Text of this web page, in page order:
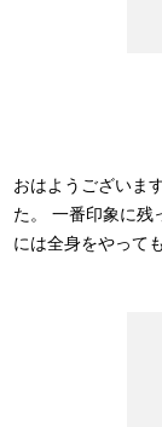
おはようございま
た。 一番印象に
には全身をやって